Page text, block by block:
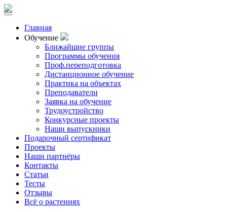
Главная
Обучение
Ближайшие группы
Программы обучения
Проф.переподготовка
Дистанционное обучение
Практика на объектах
Преподаватели
Заявка на обучение
Трудоустройство
Конкурсные проекты
Наши выпускники
Подарочный сертификат
Проекты
Наши партнёры
Контакты
Статьи
Тесты
Отзывы
Всё о растениях